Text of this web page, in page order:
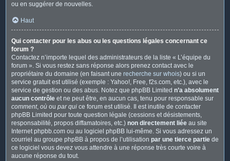
ou en suggérer de nouvelles.
Haut
Qui contacter pour les abus ou les questions légales concernant ce
forum ?
Contactez n’importe lequel des administrateurs de la liste « L’équipe du
forum ». Si vous restez sans réponse alors prenez contact avec le
propriétaire du domaine (en faisant une recherche sur whois) ou si un
service gratuit est utilisé (exemple : Yahoo!, Free, f2s.com, etc.), avec le
service de gestion ou des abus. Notez que phpBB Limited n’a absolument
aucun contrôle et ne peut être, en aucun cas, tenu pour responsable sur
comment, où ou par qui ce forum est utilisé. Il est inutile de contacter
phpBB Limited pour toute question légale (cessions et désistements,
responsabilité, propos diffamatoires, etc.) non directement liée au site
Internet phpbb.com ou au logiciel phpBB lui-même. Si vous adressez un
courriel au groupe phpBB à propos de l’utilisation par une tierce partie de
ce logiciel vous devez vous attendre à une réponse très courte voire à
aucune réponse du tout.